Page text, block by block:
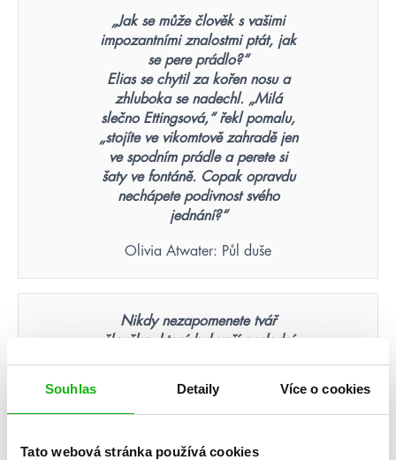
Souhlas Detaily Více o cookies
Tato webová stránka používá cookies
„Jak se může člověk s vašimi
impozantními znalostmi ptát, jak
se pere prádlo?“
Elias se chytil za kořen nosu a
zhluboka se nadechl. „Milá
slečno Ettingsová,“ řekl pomalu,
„stojíte ve vikomtově zahradě jen
ve spodním prádle a perete si
šaty ve fontáně. Copak opravdu
nechápete podivnost svého
jednání?“
Olivia Atwater: Půl duše
Nikdy nezapomenete tvář
člověka, který byl vaší poslední
Suzanne Collins: Hunger Games – Aréna smrti
(ilustrované vydání)